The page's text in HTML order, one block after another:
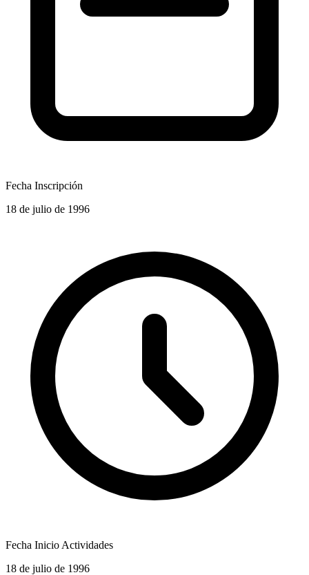
Fecha Inscripción
18 de julio de 1996
Fecha Inicio Actividades
18 de julio de 1996